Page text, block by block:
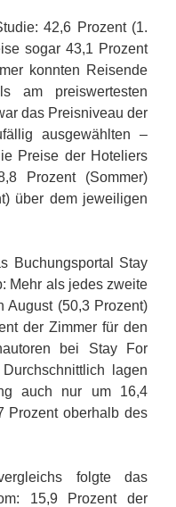
42,6 Prozent (1.
sogar 43,1 Prozent
konnten Reisende
am preiswertesten
das Preisniveau der
ausgewählten –
Preise der Hoteliers
Prozent (Sommer)
über dem jeweiligen
Buchungsportal Stay
Mehr als jedes zweite
August (50,3 Prozent)
der Zimmer für den
bei Stay For
lagen
auch nur um 16,4
Prozent oberhalb des
folgte das
15,9 Prozent der